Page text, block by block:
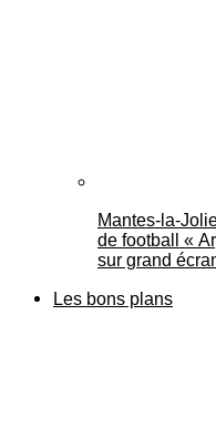
Mantes-la-
de football «
sur grand
Les bons plans